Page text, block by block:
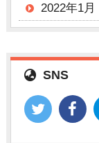
2022年1月
SNS